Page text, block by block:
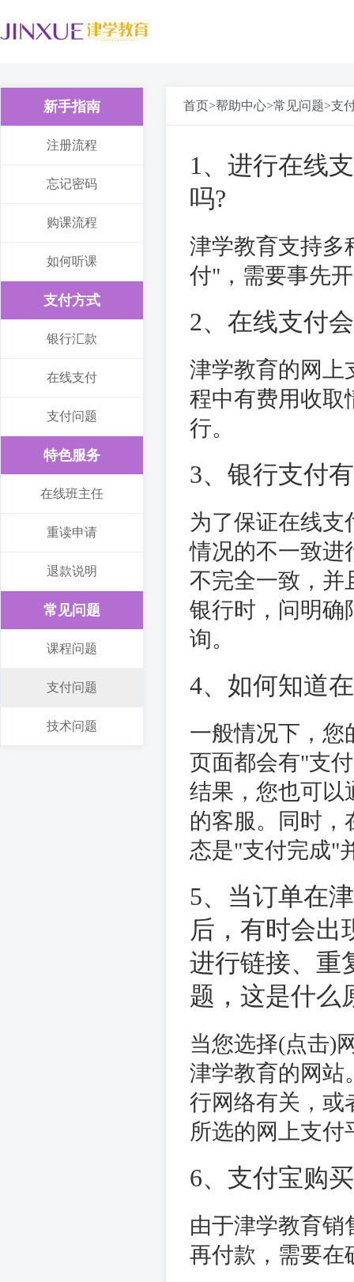
新手指南
注册流程
忘记密码
购课流程
如何听课
支付方式
银行汇款
在线支付
支付问题
特色服务
在线班主任
重读申请
退款说明
常见问题
课程问题
支付问题
技术问题
首页>帮助中心>常见问题>支
1、进行在线
吗?
津学教育支持多
付"，需要事先
2、在线支付
津学教育的网上
程中有费用收取
行。
3、银行支付
为了保证在线支
情况的不一致进
不完全一致，并
银行时，问明确
询。
4、如何知道
一般情况下，您
页面都会有"支
结果，您也可以
的客服。同时
态是"支付完成"
5、当订单在
后，有时会出
进行链接、重
题，这是什么
当您选择(点击)
津学教育的网站
行网络有关，或
所选的网上支付
6、支付宝购
由于津学教育销
再付款，需要在